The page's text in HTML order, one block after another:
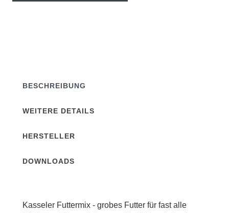
BESCHREIBUNG
WEITERE DETAILS
HERSTELLER
DOWNLOADS
Kasseler Futtermix - grobes Futter für fast alle